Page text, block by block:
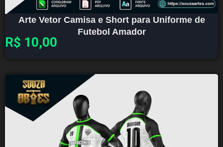
Arte Vetor Camisa e Short para Uniforme de
Futebol Amador
R$ 10,00